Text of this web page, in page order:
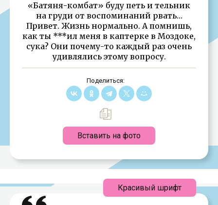
«Батяня-комбат» буду петь и тельник
на груди от воспоминаний рвать…
Привет. Жизнь нормально. А помнишь,
как ты ***ил меня в каптерке в Моздоке,
сука? Они почему-то каждый раз очень
удивлялись этому вопросу.
Поделиться:
Вставить на фото
Красивый шрифт